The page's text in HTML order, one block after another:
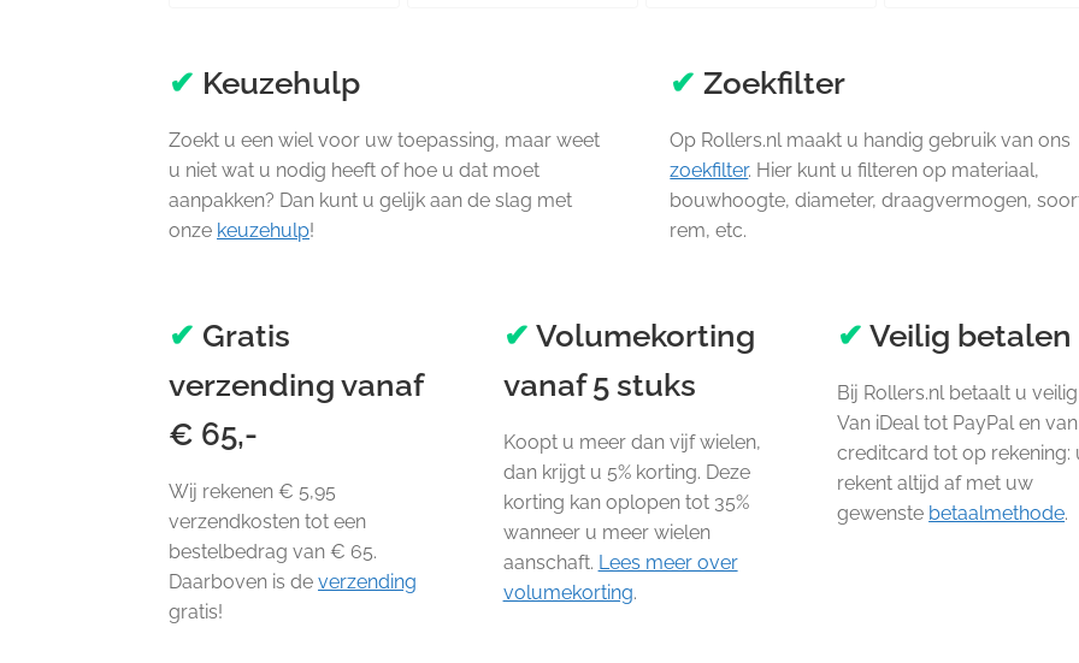
✔ Keuzehulp
Zoekt u een wiel voor uw toepassing, maar weet
u niet wat u nodig heeft of hoe u dat moet
aanpakken? Dan kunt u gelijk aan de slag met
onze keuzehulp!
✔ Zoekfilter
Op Rollers.nl maakt u handig gebruik van ons
zoekfilter. Hier kunt u filteren op materiaal,
bouwhoogte, diameter, draagvermogen,
rem, etc.
✔ Gratis
verzending vanaf
€ 65,-
Wij rekenen € 5,95
verzendkosten tot een
bestelbedrag van € 65.
Daarboven is deverzending
gratis!
✔ Volumekorting
vanaf 5 stuks
Koopt u meer dan vijf wielen,
dan krijgt u 5% korting. Deze
korting kan oplopen tot 35%
wanneer u meer wielen
aanschaft. Lees meer over
volumekorting.
✔ Veilig betalen
Bij Rollers.nl betaalt u
Van iDeal tot PayPal en van
creditcard tot op rekening:
rekent altijd af met uw
gewenste betaalmethode.